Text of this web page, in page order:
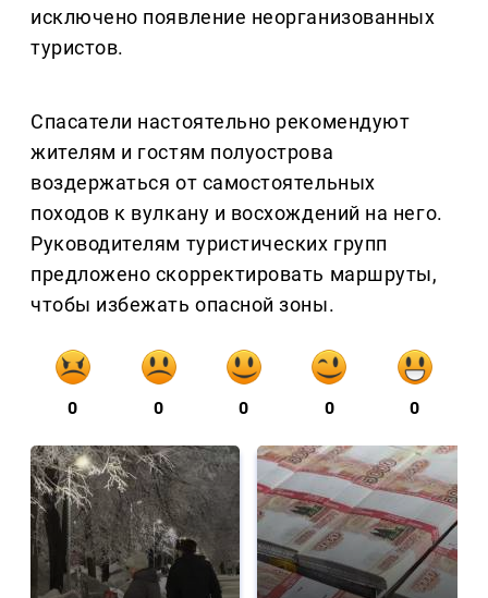
исключено появление неорганизованных
туристов.
Спасатели настоятельно рекомендуют
жителям и гостям полуострова
воздержаться от самостоятельных
походов к вулкану и восхождений на него.
Руководителям туристических групп
предложено скорректировать маршруты,
чтобы избежать опасной зоны.
0 0 0 0 0